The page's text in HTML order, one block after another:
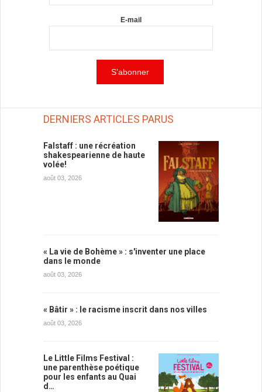
E-mail
DERNIERS ARTICLES PARUS
Falstaff : une récréation
shakespearienne de haute
volée!
août 03, 2026
« La vie de Bohème » : s'inventer une place
dans le monde
août 03, 2026
« Bâtir » : le racisme inscrit dans nos villes
août 03, 2026
Le Little Films Festival :
une parenthèse poétique
pour les enfants au Quai
d…